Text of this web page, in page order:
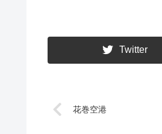
Twitter
花巻空港